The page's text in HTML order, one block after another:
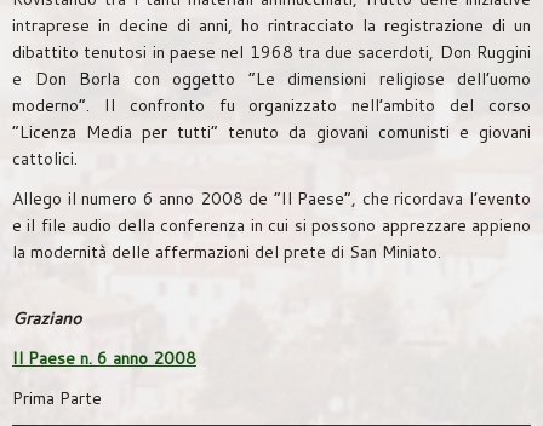
intraprese in decine di anni, ho rintracciato la registrazione di un
dibattito tenutosi in paese nel 1968 tra due sacerdoti, Don Ruggini
e Don Borla con oggetto “Le dimensioni religiose dell’uomo
moderno”. Il confronto fu organizzato nell’ambito del corso
“Licenza Media per tutti” tenuto da giovani comunisti e giovani
cattolici.
Allego il numero 6 anno 2008 de “Il Paese”, che ricordava l’evento
e il file audio della conferenza in cui si possono apprezzare appieno
la modernità delle affermazioni del prete di San Miniato.
Graziano
Il Paese n. 6 anno 2008
Prima Parte